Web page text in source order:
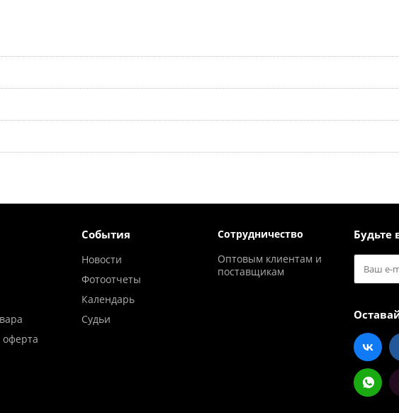
События
Новости
Фотоотчеты
Календарь
Судьи
Сотрудничество
Оптовым клиентам и
поставщикам
Будьте